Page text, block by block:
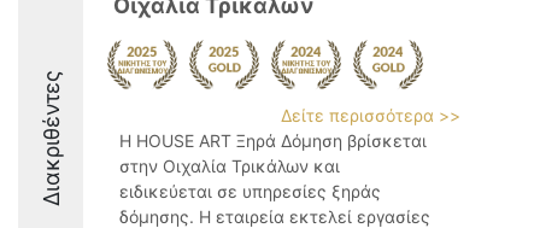
Διακριθέντες
Οιχαλία Τρικάλων
Δείτε περισσότερα >>
Η HOUSE ART Ξηρά Δόμηση βρίσκεται
στην Οιχαλία Τρικάλων και
ειδικεύεται σε υπηρεσίες ξηράς
δόμησης. Η εταιρεία εκτελεί εργασίες